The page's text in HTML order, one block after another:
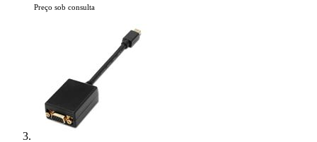
Preço sob consulta